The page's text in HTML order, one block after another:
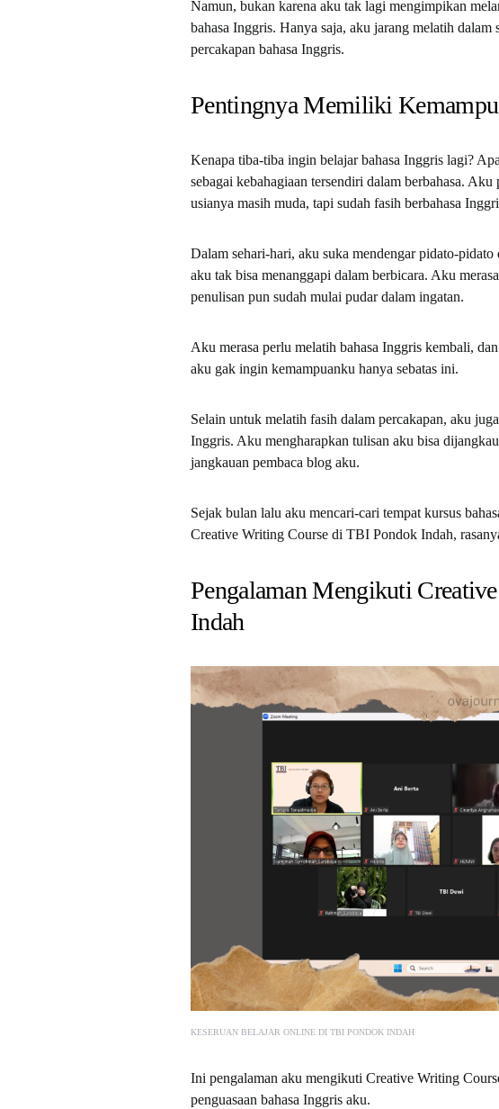
Namun, bukan karena aku tak lagi mengimpikan
bahasa Inggris. Hanya saja, aku jarang melatih
percakapan bahasa Inggris.
Pentingnya Memiliki
Kenapa tiba-tiba ingin belajar bahasa Inggris lagi?
sebagai kebahagiaan tersendiri dalam berbahasa.
usianya masih muda, tapi sudah fasih berbahasa
Dalam sehari-hari, aku suka mendengar pidato-
aku tak bisa menanggapi dalam berbicara. Aku
penulisan pun sudah mulai pudar dalam ingatan.
Aku merasa perlu melatih bahasa Inggris kembali,
aku gak ingin kemampuanku hanya sebatas ini.
Selain untuk melatih fasih dalam percakapan, aku
Inggris. Aku mengharapkan tulisan aku bisa
jangkauan pembaca blog aku.
Sejak bulan lalu aku mencari-cari tempat kursus
Creative Writing Course di TBI Pondok Indah,
Pengalaman Mengikuti
Indah
KESERUAN BELAJAR ONLINE DI TBI PONDOK INDAH
Ini pengalaman aku mengikuti Creative Writing
penguasaan bahasa Inggris aku.